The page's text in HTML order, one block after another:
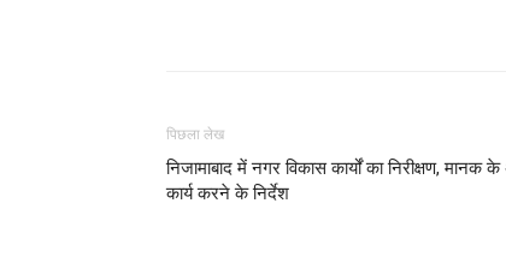
पिछला लेख
निजामाबाद में नगर विकास कार्यों का निरीक्षण, मानक
कार्य करने के निर्देश